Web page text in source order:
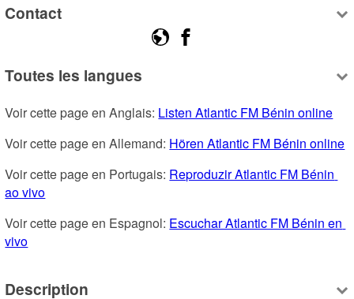
Contact
Toutes les langues
Voir cette page en Anglais: Listen Atlantic FM Bénin online
Voir cette page en Allemand: Hören Atlantic FM Bénin online
Voir cette page en Portugais: Reproduzir Atlantic FM Bénin
ao vivo
Voir cette page en Espagnol: Escuchar Atlantic FM Bénin en
vivo
Description